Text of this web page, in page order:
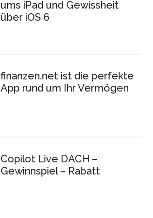
ums iPad und Gewissheit
über iOS 6
finanzen.net ist die perfekte
App rund um Ihr Vermögen
Copilot Live DACH –
Gewinnspiel – Rabatt